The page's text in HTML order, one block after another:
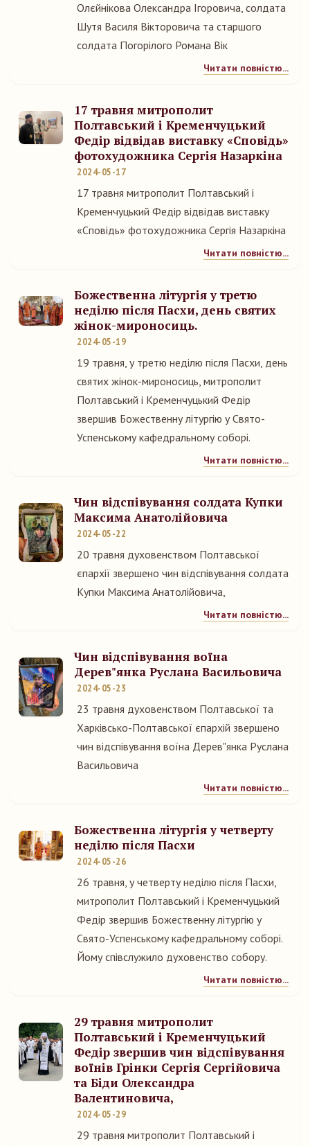
Олєйнікова Олександра Ігоровича, солдата
Шутя Василя Вікторовича та старшого
солдата Погорілого Романа Вік
Читати повністю...
17 травня митрополит
Полтавський і Кременчуцький
Федір відвідав виставку «Сповідь»
фотохудожника Сергія Назаркіна
2024-05-17
17 травня митрополит Полтавський і
Кременчуцький Федір відвідав виставку
«Сповідь» фотохудожника Сергія Назаркіна
Читати повністю...
Божественна літургія у третю
неділю після Пасхи, день святих
жінок-мироносиць.
2024-05-19
19 травня, у третю неділю після Пасхи, день
святих жінок-мироносиць, митрополит
Полтавський і Кременчуцький Федір
звершив Божественну літургію у Свято-
Успенському кафедральному соборі.
Читати повністю...
Чин відспівування солдата Купки
Максима Анатолійовича
2024-05-22
20 травня духовенством Полтавської
єпархії звершено чин відспівування солдата
Купки Максима Анатолійовича,
Читати повністю...
Чин відспівування воїна
Дерев"янка Руслана Васильовича
2024-05-23
23 травня духовенством Полтавської та
Харківсько-Полтавської єпархій звершено
чин відспівування воїна Дерев"янка Руслана
Васильовича
Читати повністю...
Божественна літургія у четверту
неділю після Пасхи
2024-05-26
26 травня, у четверту неділю після Пасхи,
митрополит Полтавський і Кременчуцький
Федір звершив Божественну літургію у
Свято-Успенському кафедральному соборі.
Йому співслужило духовенство собору.
Читати повністю...
29 травня митрополит
Полтавський і Кременчуцький
Федір звершив чин відспівування
воїнів Грінки Сергія Сергійовича
та Біди Олександра
Валентиновича,
2024-05-29
29 травня митрополит Полтавський і